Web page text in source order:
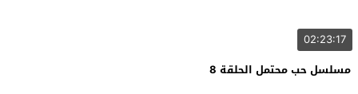
02:23:17
مسلسل حب محتمل الحلقة 8